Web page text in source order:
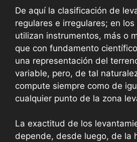
De aquí la clasificación de
regulares e irregulares; en
utilizan instrumentos, más o
que con fundamento
una representación del
variable, pero, de tal
compute siempre como de
cualquier punto de la zona
La exactitud de los
depende, desde luego, de la